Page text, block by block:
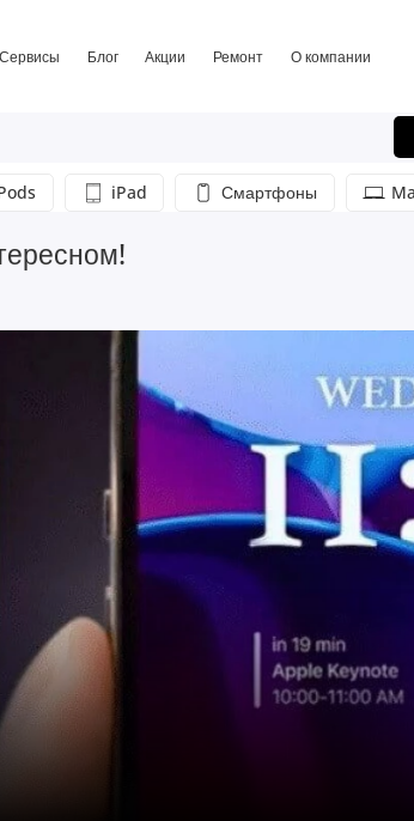
Сервисы Блог Акции Ремонт О компании
iPad Смартфоны